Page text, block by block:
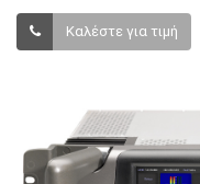
Καλέστε για τιμή